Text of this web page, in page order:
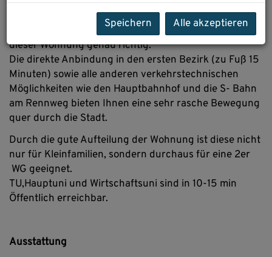
Wenn sie das Treiben der Stadt und gleichzeitig viel
Grünflächen zu Entspannung wünschen sind sie bei
dieser Wohnung genau richtig.
Die direkte Anbindung in den ersten Bezirk (zu Fuß 15
Minuten) sowie alle anderen verkehrstechnischen
Möglichkeiten wie den Hauptbahnhof und die S- Bahn
am Rennweg bieten Ihnen eine sehr rasche Bewegung
quer durch die Stadt.
Durch die gute Aufteilung der Wohnung ist diese nicht
nur für Kleinfamilien, sondern durchaus für eine 2er
WG geeignet.
TU,Hauptuni und Wirtschaftsuni sind in 10-15 min
Öffentlich erreichbar.
Ausstattung
Speichern Alle akzeptieren